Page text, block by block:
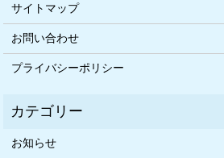
サイトマップ
お問い合わせ
プライバシーポリシー
お知らせ